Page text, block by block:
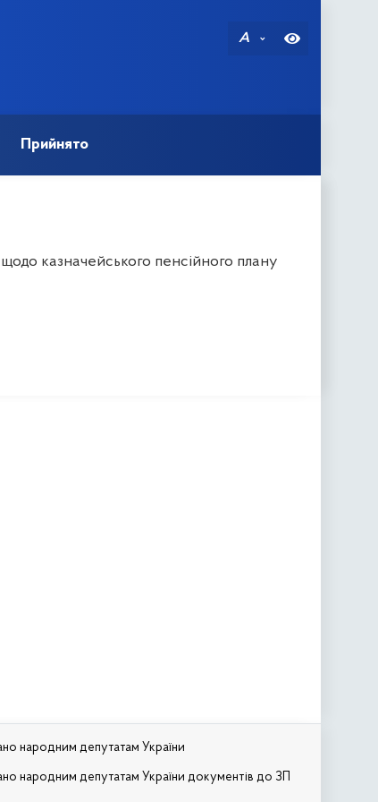
A
Прийнято
казначейського пенсійного плану
народним депутатам України
народним депутатам України документів до ЗП